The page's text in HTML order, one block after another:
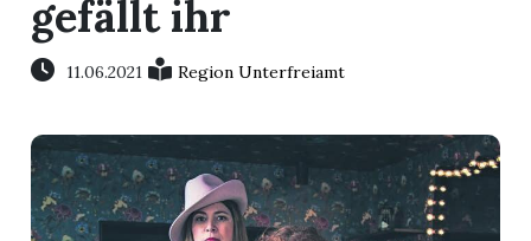
Veranstaltungen
Stellen
E-
Paper
gefällt ihr
11.06.2021 Region Unterfreiamt